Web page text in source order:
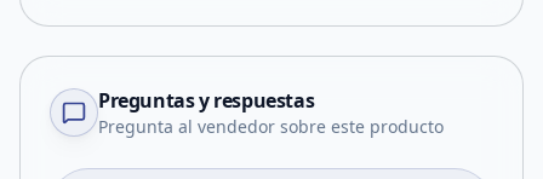
Preguntas y respuestas
Pregunta al vendedor sobre este producto